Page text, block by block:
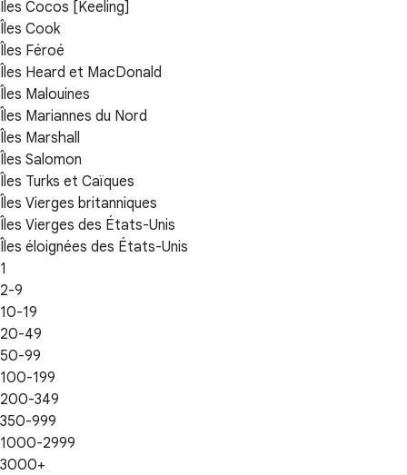
Îles Cocos [Keeling]
Îles Cook
Îles Féroé
Îles Heard et MacDonald
Îles Malouines
Îles Mariannes du Nord
Îles Marshall
Îles Salomon
Îles Turks et Caïques
Îles Vierges britanniques
Îles Vierges des États-Unis
Îles éloignées des États-Unis
1
2-9
10-19
20-49
50-99
100-199
200-349
350-999
1000-2999
3000+